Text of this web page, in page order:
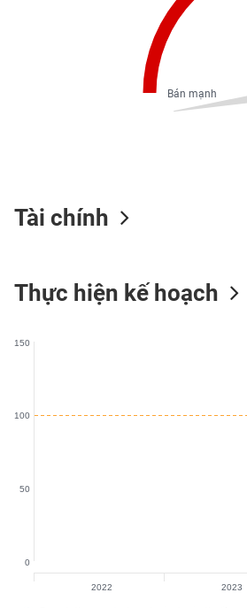
Bán mạnh
Tài chính
Thực hiện kế hoạch
0
50
100
150
2022 2023
VS-
SECTOR